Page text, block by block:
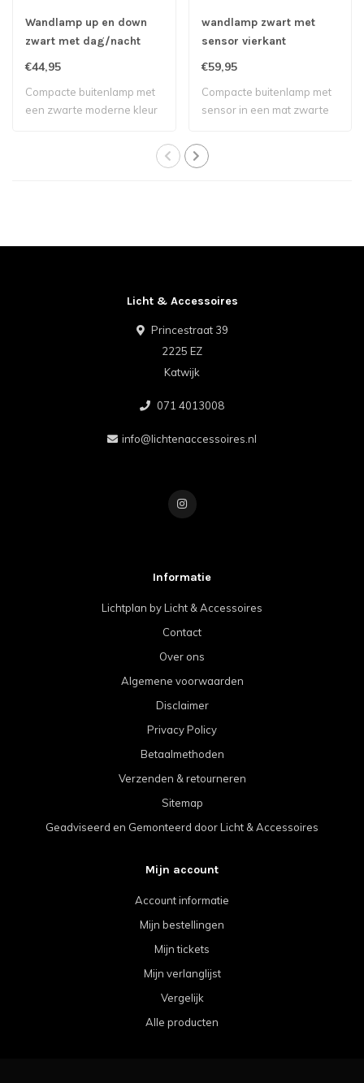
Wandlamp up en down
zwart met dag/nacht
sensor rechthoek
€44,95
Compacte buitenlamp met
een zwarte moderne kleur
wandlamp zwart met
sensor vierkant
€59,95
Compacte buitenlamp met
sensor in een mat zwarte
Licht & Accessoires
Princestraat 39
2225 EZ
Katwijk
071 4013008
info@lichtenaccessoires.nl
Informatie
Lichtplan by Licht & Accessoires
Contact
Over ons
Algemene voorwaarden
Disclaimer
Privacy Policy
Betaalmethoden
Verzenden & retourneren
Sitemap
Geadviseerd en Gemonteerd door Licht & Accessoires
Mijn account
Account informatie
Mijn bestellingen
Mijn tickets
Mijn verlanglijst
Vergelijk
Alle producten